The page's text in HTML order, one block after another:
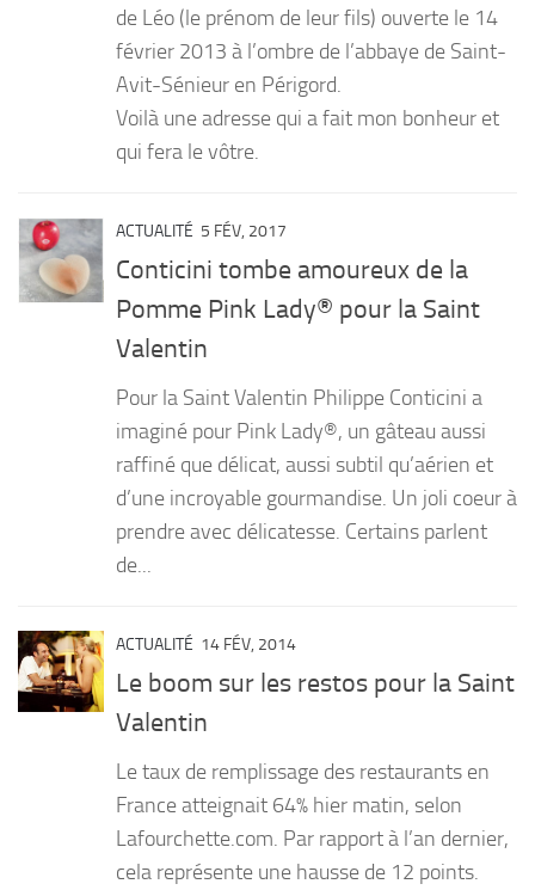
Dessertsde Léo (le prénom de leur fils) ouverte le 14
février 2013 à l’ombre de l’abbaye de Saint-
Avit-Sénieur en Périgord.
Voilà une adresse qui a fait mon bonheur et
qui fera le vôtre.
ACTUALITÉ 5 FÉV, 2017
Conticini tombe amoureux de la
Pomme Pink Lady® pour la Saint
Valentin
Pour la Saint Valentin Philippe Conticini a
imaginé pour Pink Lady®, un gâteau aussi
raffiné que délicat, aussi subtil qu’aérien et
d’une incroyable gourmandise. Un joli coeur à
prendre avec délicatesse. Certains parlent
de...
ACTUALITÉ 14 FÉV, 2014
Le boom sur les restos pour la Saint
Valentin
Le taux de remplissage des restaurants en
France atteignait 64% hier matin, selon
Lafourchette.com. Par rapport à l’an dernier,
cela représente une hausse de 12 points.